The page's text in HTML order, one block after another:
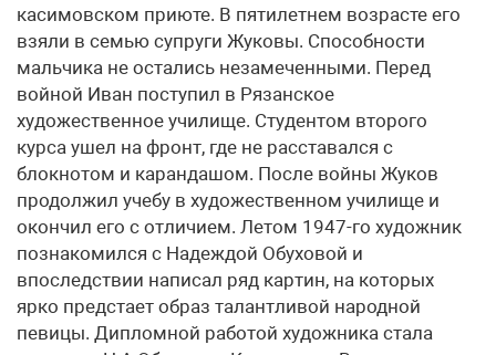
касимовском приюте. В пятилетнем возрасте его
взяли в семью супруги Жуковы. Способности
мальчика не остались незамеченными. Перед
войной Иван поступил в Рязанское
художественное училище. Студентом второго
курса ушел на фронт, где не расставался с
блокнотом и карандашом. После войны Жуков
продолжил учебу в художественном училище и
окончил его с отличием. Летом 1947-го художник
познакомился с Надеждой Обуховой и
впоследствии написал ряд картин, на которых
ярко предстает образ талантливой народной
певицы. Дипломной работой художника стала